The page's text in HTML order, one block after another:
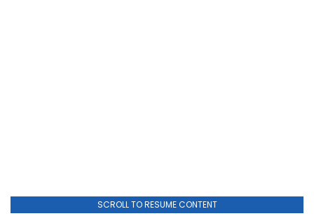
SCROLL TO RESUME CONTENT